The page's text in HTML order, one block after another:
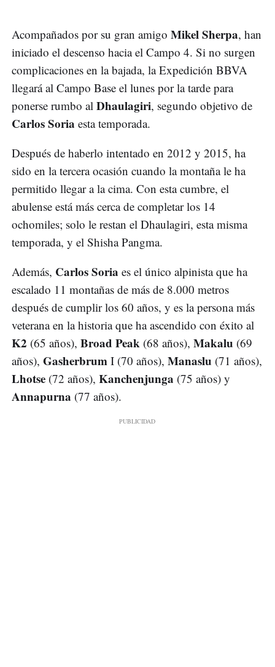
Acompañados por su gran amigo Mikel Sherpa, han
iniciado el descenso hacia el Campo 4. Si no surgen
complicaciones en la bajada, la Expedición BBVA
llegará al Campo Base el lunes por la tarde para
ponerse rumbo al Dhaulagiri, segundo objetivo de
Carlos Soria esta temporada.
Después de haberlo intentado en 2012 y 2015, ha
sido en la tercera ocasión cuando la montaña le ha
permitido llegar a la cima. Con esta cumbre, el
abulense está más cerca de completar los 14
ochomiles; solo le restan el Dhaulagiri, esta misma
temporada, y el Shisha Pangma.
Además, Carlos Soria es el único alpinista que ha
escalado 11 montañas de más de 8.000 metros
después de cumplir los 60 años, y es la persona más
veterana en la historia que ha ascendido con éxito al
K2 (65 años), Broad Peak (68 años), Makalu (69
años), Gasherbrum I (70 años), Manaslu (71 años),
Lhotse (72 años), Kanchenjunga (75 años) y
Annapurna (77 años).